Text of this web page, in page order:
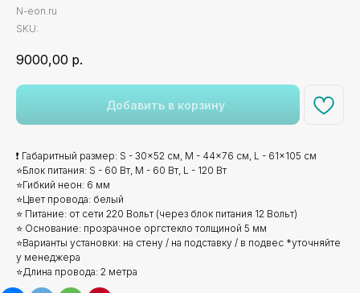
N-eon.ru
SKU:
9000,00 р.
Добавить в корзину
❗ Габаритный размер: S - 30x52 см, M - 44x76 см, L - 61x105 см
⭐Блок питания: S - 60 Вт, M - 60 Вт, L - 120 Вт
⭐Гибкий неон: 6 мм
⭐Цвет провода: белый
⭐ Питание: от сети 220 Вольт (через блок питания 12 Вольт)
⭐ Основание: прозрачное оргстекло толщиной 5 мм
⭐Варианты установки: на стену / на подставку / в подвес *уточняйте
у менеджера
⭐Длина провода: 2 метра